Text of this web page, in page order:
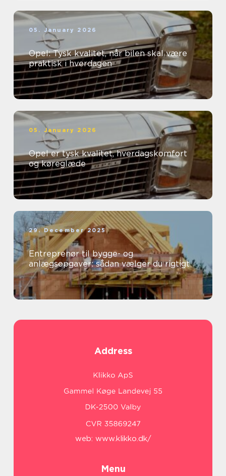
05. January 2026
Opel: Tysk kvalitet, når bilen skal være
praktisk i hverdagen
05. January 2026
Opel er tysk kvalitet, hverdagskomfort
og køreglæde
29. December 2025
Entreprenør til bygge- og
anlægsopgaver: sådan vælger du rigtigt
Address
web: www.klikko.dk/
Menu